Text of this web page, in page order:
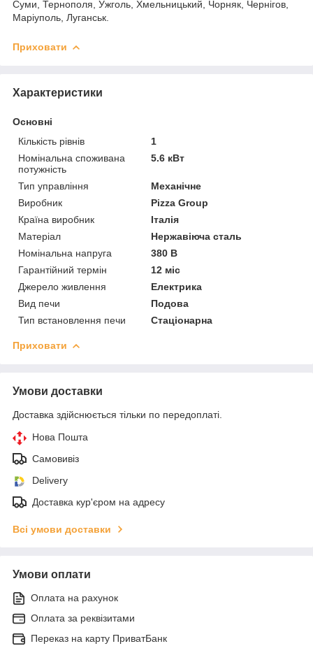
Суми, Тернополя, Ужголь, Хмельницький, Чорняк, Чернігов,
Маріуполь, Луганськ.
Приховати
Характеристики
Основні
Кількість рівнів
1
Номінальна споживана
потужність
5.6 кВт
Тип управління
Механічне
Виробник
Pizza Group
Країна виробник
Італія
Матеріал
Нержавіюча сталь
Номінальна напруга
380 В
Гарантійний термін
12 міс
Джерело живлення
Електрика
Вид печи
Подова
Тип встановлення печи
Стаціонарна
Приховати
Умови доставки
Доставка здійснюється тільки по передоплаті.
Нова Пошта
Самовивіз
Delivery
Доставка кур'єром на адресу
Всі умови доставки
Умови оплати
Оплата на рахунок
Оплата за реквізитами
Переказ на карту ПриватБанк